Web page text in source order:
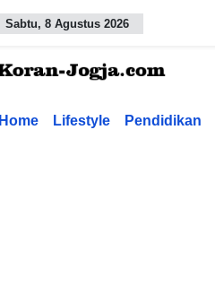
Sabtu, 8 Agustus 2026
Home Lifestyle Pendidikan